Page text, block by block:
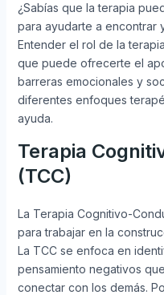
¿Sabías que la terapia
para ayudarte a encontrar
Entender el rol de la
que puede ofrecerte el
barreras emocionales y
diferentes enfoques
ayuda.
Terapia
(TCC)
La Terapia Cognitivo-
para trabajar en la
La TCC se enfoca en
pensamiento negativos
conectar con los demás.